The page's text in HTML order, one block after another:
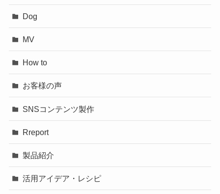
Dog
MV
How to
お客様の声
SNSコンテンツ製作
Rreport
製品紹介
活用アイデア・レシピ